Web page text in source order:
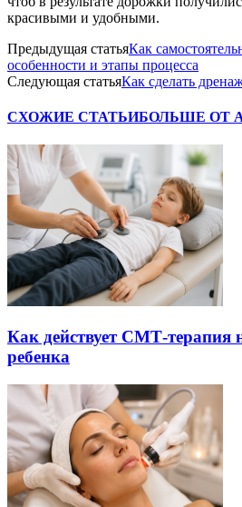
красивыми и удобными.
Предыдущая статьяКак
особенности и этапы процесса
Следующая статьяКак сделать
СХОЖИЕ СТАТЬИБОЛЬШЕ ОТ
Как действует СМТ-терапия
ребенка